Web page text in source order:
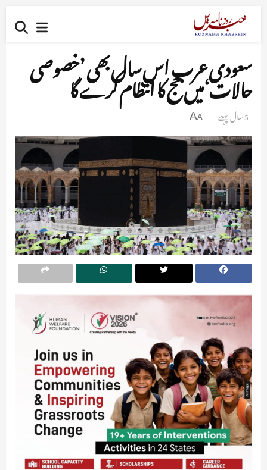
سعودی عرب اس سال بھی ’خصوصی
حالات‘میں حج کا انتظام کرے گا
5 سال پہلے A
A